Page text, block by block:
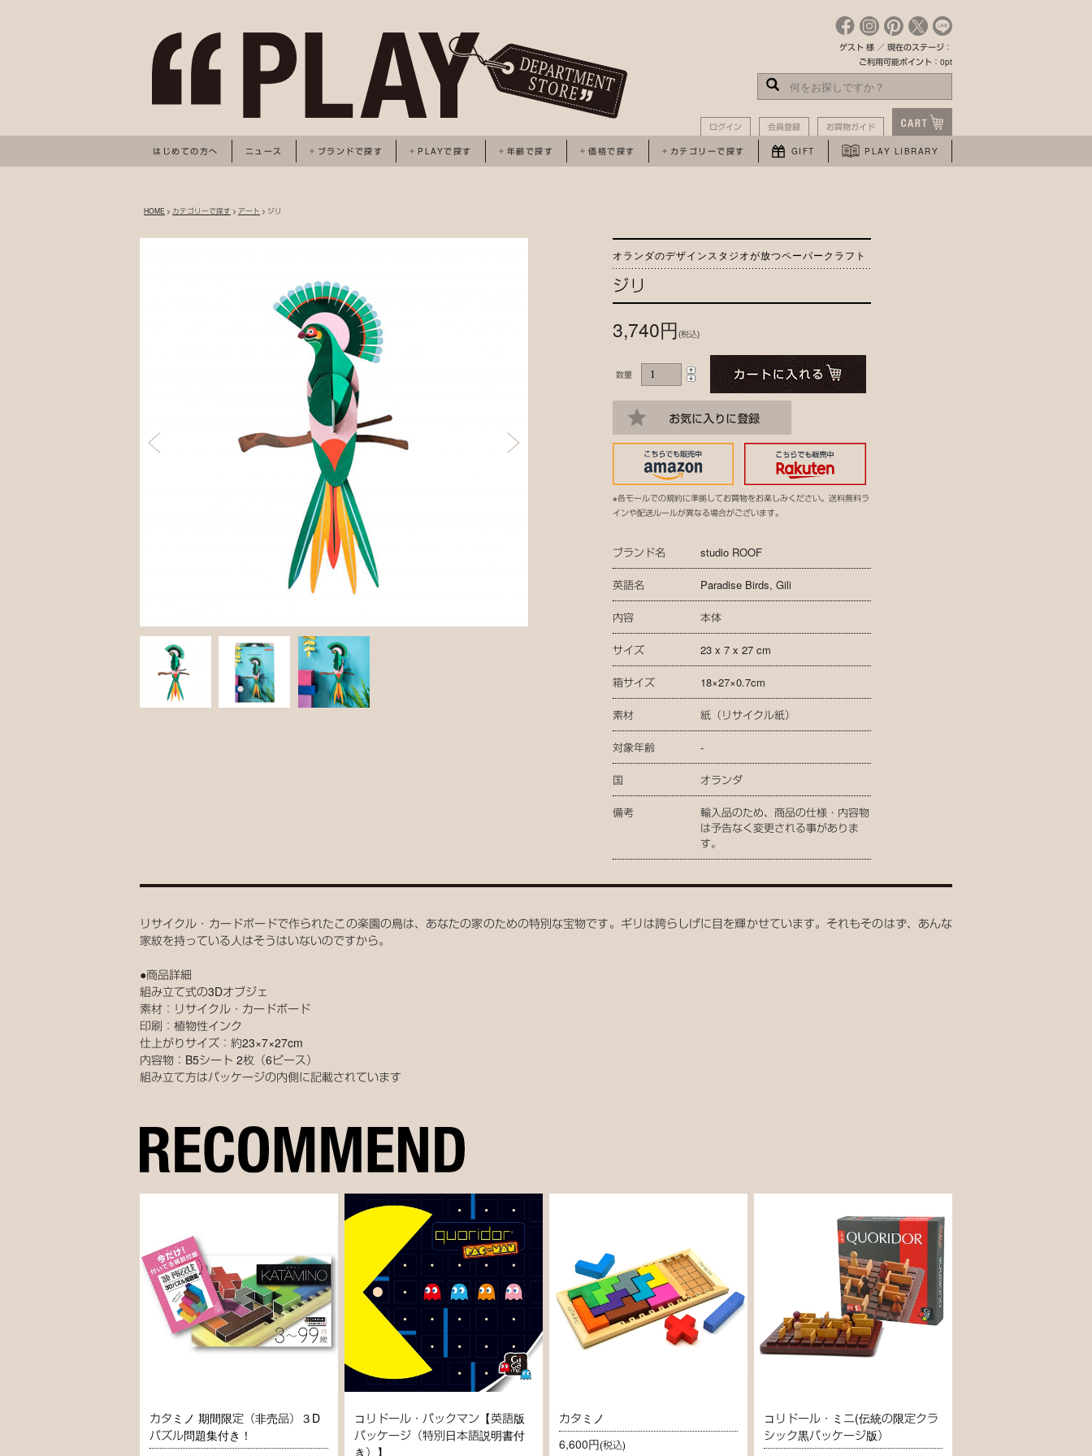
ゲスト 様 ／ 現在のステージ：
ご利用可能ポイント：0pt
ログイン 会員登録 お買物ガイド
はじめての方へ ニュース ブランドで探す PLAYで探す 年齢で探す 価格で探す カテゴリーで探す GIFT PLAY LIBRARY
HOME > カテゴリーで探す > アート > ジリ
※各モールでの規約に準拠してお買物をお楽しみください。送料無料ラ
インや配送ルールが異なる場合がございます。
ブランド名 studio ROOF
英語名 Paradise Birds, Gili
内容 本体
サイズ 23 x 7 x 27 cm
箱サイズ 18×27×0.7cm
素材 紙（リサイクル紙）
対象年齢 -
国 オランダ
備考
輸入品のため、商品の仕様・内容物
は予告なく変更される事がありま
す。
オランダのデザインスタジオが放つペーパークラフト
ジリ
3,740円(税込)
数量
リサイクル・カードボードで作られたこの楽園の鳥は、あなたの家のための特別な宝物です。ギリは誇らしげに目を輝かせています。それもそのはず、あんな
家紋を持っている人はそうはいないのですから。
●商品詳細
組み立て式の3Dオブジェ
素材：リサイクル・カードボード
印刷：植物性インク
仕上がりサイズ：約23×7×27cm
内容物：B5シート 2枚（6ピース）
組み立て方はパッケージの内側に記載されています
カタミノ 期間限定（非売品）３D
パズル問題集付き！
コリドール・パックマン【英語版
パッケージ（特別日本語説明書付
き）】
カタミノ
6,600円(税込)
コリドール・ミニ(伝統の限定クラ
シック黒パッケージ版）